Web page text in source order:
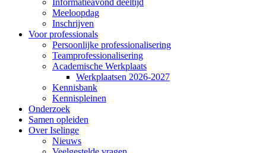
Informatieavond deeltijd
Meeloopdag
Inschrijven
Voor professionals
Persoonlijke professionalisering
Teamprofessionalisering
Academische Werkplaats
Werkplaatsen 2026-2027
Kennisbank
Kennispleinen
Onderzoek
Samen opleiden
Over Iselinge
Nieuws